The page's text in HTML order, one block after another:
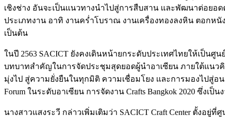
เชิงช่าง อันจะเป็นแนวทางนำไปสู่การสืบสาน และพัฒนาต่อยอ
ประเภทงาน อาทิ งานคร่ำโบราณ งานเครื่องทองลงหิน ตอกห
เป็นต้น
ในปี 2563 SACICT ยังคงเดินหน้ายกระดับประเทศไทยให้เป็
บทบาทสำคัญในการจัดประชุมสุดยอดผู้นำอาเซียน ภายใต้แนวคิด
มุ่งไป สู่ความยั่งยืนในทุกมิติ ความเชื่อมโยง และการมองไปสู่อ
Forum ในระดับอาเซียน การจัดงาน Crafts Bangkok 2020 ซึ่ง
นางสาวแสงระวี กล่าวเพิ่มเติมว่า SACICT Craft Center ตั้งอ